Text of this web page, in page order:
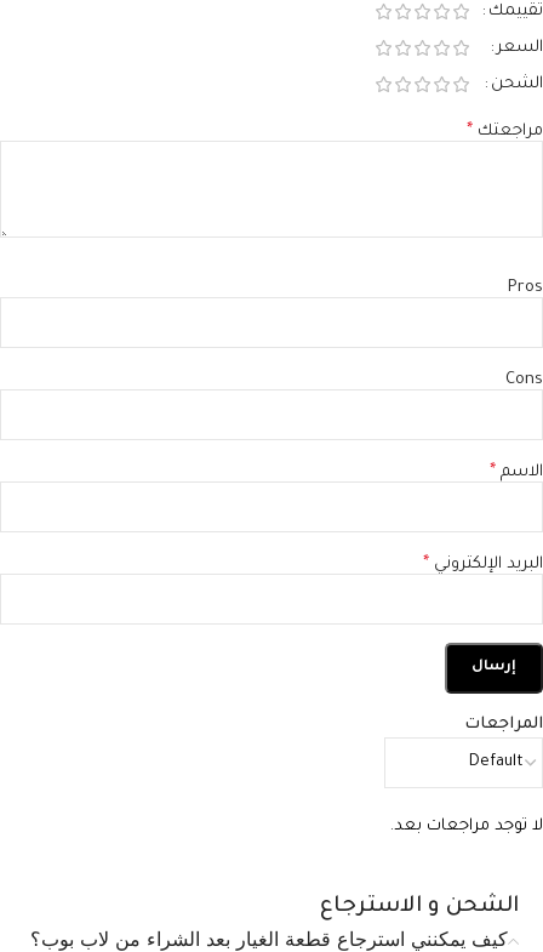
المراجعات
لا توجد مراجعات بعد.
تقييمك
السعر
الشحن
مراجعتك *
Pros
Cons
الاسم *
البريد الإلكتروني *
الشحن و الاسترجاع
كيف يمكنني استرجاع قطعة الغيار بعد الشراء من لاب بوب؟